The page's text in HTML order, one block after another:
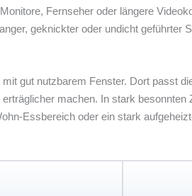
Fernseher oder längere
geknickter oder undicht geführter
gut nutzbarem Fenster. Dort passt
machen. In stark
Essbereich oder ein stark